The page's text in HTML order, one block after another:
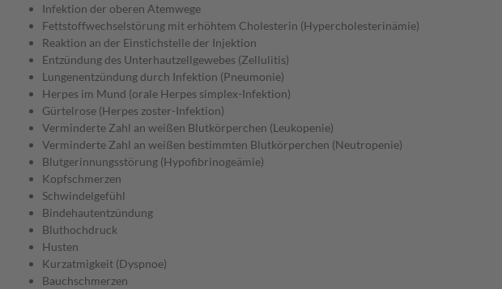
Infektion der oberen Atemwege
Fettstoffwechselstörung mit erhöhtem Cholesterin (Hypercholesterinämie)
Reaktion an der Einstichstelle der Injektion
Entzündung des Unterhautzellgewebes (Zellulitis)
Lungenentzündung durch Infektion (Pneumonie)
Herpes im Mund (orale Herpes simplex-Infektion)
Gürtelrose (Herpes zoster-Infektion)
Verminderte Zahl an weißen Blutkörperchen (Leukopenie)
Verminderte Zahl an weißen bestimmten Blutkörperchen (Neutropenie)
Blutgerinnungsstörung (Hypofibrinogeämie)
Kopfschmerzen
Schwindelgefühl
Bindehautentzündung
Bluthochdruck
Husten
Kurzatmigkeit (Dyspnoe)
Bauchschmerzen